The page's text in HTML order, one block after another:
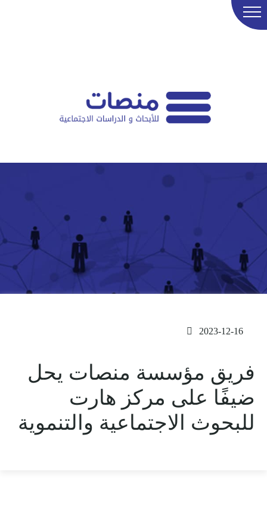
2023-12-16
فريق مؤسسة منصات يحل
ضيفًا على مركز هارت
للبحوث الاجتماعية والتنموية